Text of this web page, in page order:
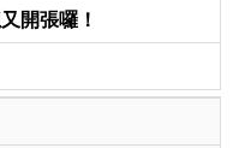
開張囉！